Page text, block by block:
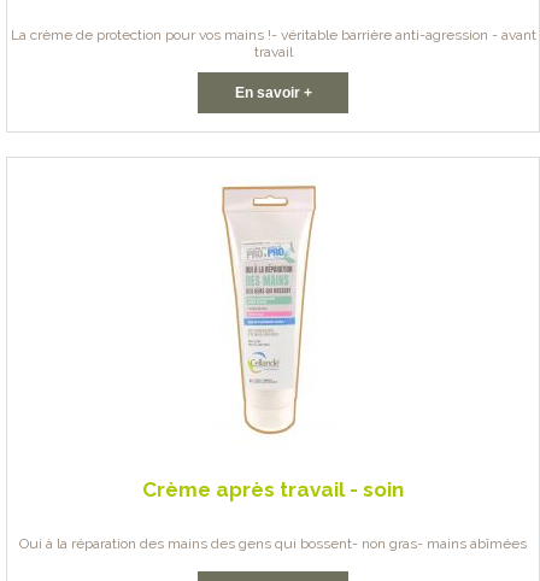
La crème de protection pour vos mains !- véritable barrière anti-agression - avant
travail
En savoir +
Crème après travail - soin
Oui à la réparation des mains des gens qui bossent- non gras- mains abîmées